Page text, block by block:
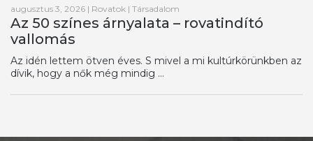
augusztus 3, 2026 | Rovatok | Társadalom
Az 50 színes árnyalata – rovatindító
vallomás
Az idén lettem ötven éves. S mivel a mi kultúrkörünkben az
dívik, hogy a nők még mindig ...